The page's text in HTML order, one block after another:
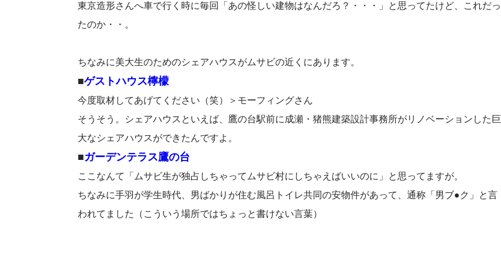
東京造形さんへ車で行く時に毎回「あの怪しい建物はなんだろ？・・・」と思ってたけど、これだっ
たのか・・。
ちなみに美大生のためのシェアハウスがムサビの近くにあります。
■ゲストハウス檸檬
今度取材してあげてください（笑）＞モーフィングさん
そうそう。シェアハウスといえば、鷹の台駅前に成瀬・猪熊建築設計事務所がリノベーションした巨
大なシェアハウスができたんですよ。
■ガーデンテラス鷹の台
ここなんて「ムサビ生が独占しちゃってムサビ村にしちゃえばいいのに」と思ってますが。
ちなみに手羽が学生時代、男ばかりが住む風呂トイレ共同の安物件があって、通称「男ブ●ク」と言
われてました（こういう場所ではちょっと書けない言葉）